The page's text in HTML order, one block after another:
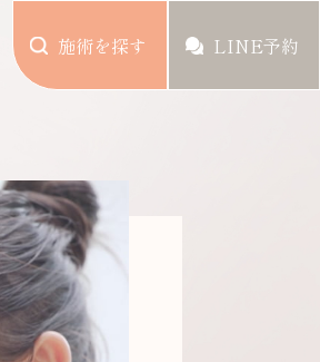
施術を探す LINE予約